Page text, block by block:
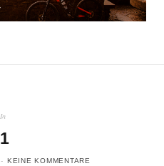
In
1
KEINE KOMMENTARE